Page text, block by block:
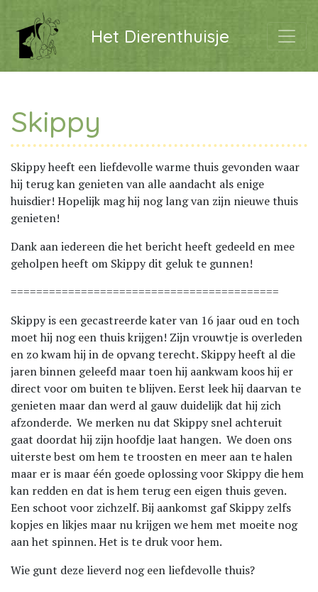
Het Dierenthuisje
Skippy
Skippy heeft een liefdevolle warme thuis gevonden waar
hij terug kan genieten van alle aandacht als enige
huisdier! Hopelijk mag hij nog lang van zijn nieuwe thuis
genieten!
Dank aan iedereen die het bericht heeft gedeeld en mee
geholpen heeft om Skippy dit geluk te gunnen!
==========================================
Skippy is een gecastreerde kater van 16 jaar oud en toch
moet hij nog een thuis krijgen! Zijn vrouwtje is overleden
en zo kwam hij in de opvang terecht. Skippy heeft al die
jaren binnen geleefd maar toen hij aankwam koos hij er
direct voor om buiten te blijven. Eerst leek hij daarvan te
genieten maar dan werd al gauw duidelijk dat hij zich
afzonderde. We merken nu dat Skippy snel achteruit
gaat doordat hij zijn hoofdje laat hangen. We doen ons
uiterste best om hem te troosten en meer aan te halen
maar er is maar één goede oplossing voor Skippy die hem
kan redden en dat is hem terug een eigen thuis geven.
Een schoot voor zichzelf. Bij aankomst gaf Skippy zelfs
kopjes en likjes maar nu krijgen we hem met moeite nog
aan het spinnen. Het is te druk voor hem.
Wie gunt deze lieverd nog een liefdevolle thuis?